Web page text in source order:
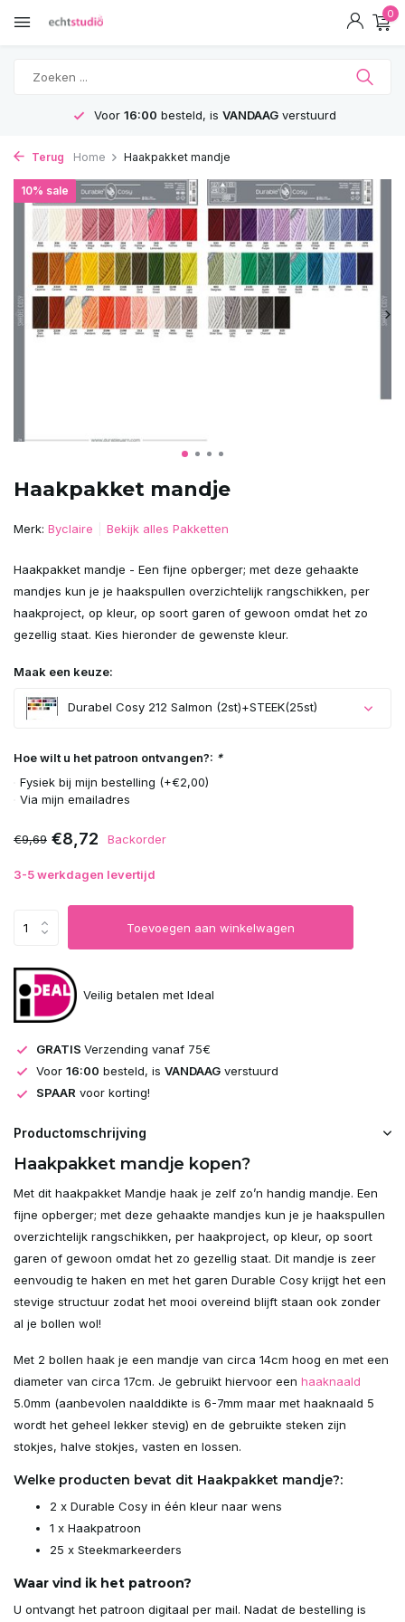
0
Voor 16:00 besteld, is VANDAAGverstuurd
Terug Home Haakpakket mandje
Haakpakket mandje
10% sale
Merk: Byclaire Bekijk alles Pakketten
Haakpakket mandje - Een fijne opberger; met deze gehaakte
mandjes kun je je haakspullen overzichtelijk rangschikken, per
haakproject, op kleur, op soort garen of gewoon omdat het zo
gezellig staat. Kies hieronder de gewenste kleur.
Maak een keuze:
Durabel Cosy 212 Salmon (2st)+STEEK(25st)
Hoe wilt u het patroon ontvangen?: *
Fysiek bij mijn bestelling (+€2,00)
Via mijn emailadres
€9,69 €8,72 Backorder
3-5 werkdagen levertijd
Toevoegen aan winkelwagen
Veilig betalen met Ideal
GRATIS Verzending vanaf 75€
Voor 16:00 besteld, is VANDAAG verstuurd
SPAAR voor korting!
Productomschrijving
Haakpakket mandje kopen?
Met dit haakpakket Mandje haak je zelf zo’n handig mandje. Een
fijne opberger; met deze gehaakte mandjes kun je je haakspullen
overzichtelijk rangschikken, per haakproject, op kleur, op soort
garen of gewoon omdat het zo gezellig staat. Dit mandje is zeer
eenvoudig te haken en met het garen Durable Cosy krijgt het een
stevige structuur zodat het mooi overeind blijft staan ook zonder
al je bollen wol!
Met 2 bollen haak je een mandje van circa 14cm hoog en met een
diameter van circa 17cm. Je gebruikt hiervoor een haaknaald
5.0mm (aanbevolen naalddikte is 6-7mm maar met haaknaald 5
wordt het geheel lekker stevig) en de gebruikte steken zijn
stokjes, halve stokjes, vasten en lossen.
Welke producten bevat dit Haakpakket mandje?:
2 x Durable Cosy in één kleur naar wens
1 x Haakpatroon
25 x Steekmarkeerders
Waar vind ik het patroon?
U ontvangt het patroon digitaal per mail. Nadat de bestelling is